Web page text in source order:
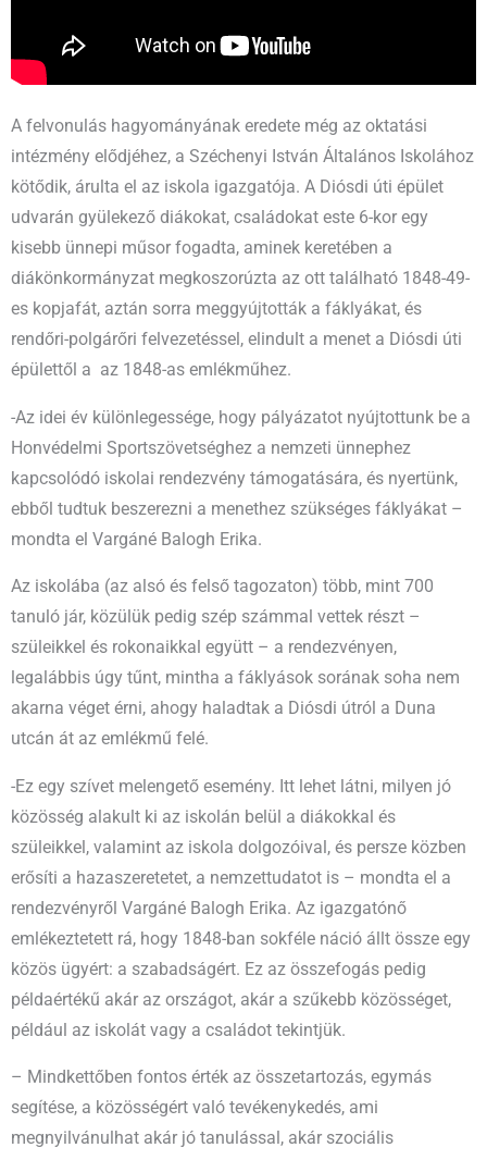
A felvonulás hagyományának eredete még az oktatási
intézmény elődjéhez, a Széchenyi István Általános Iskolához
kötődik, árulta el az iskola igazgatója. A Diósdi úti épület
udvarán gyülekező diákokat, családokat este 6-kor egy
kisebb ünnepi műsor fogadta, aminek keretében a
diákönkormányzat megkoszorúzta az ott található 1848-49-
es kopjafát, aztán sorra meggyújtották a fáklyákat, és
rendőri-polgárőri felvezetéssel, elindult a menet a Diósdi úti
épülettől a az 1848-as emlékműhez.
-Az idei év különlegessége, hogy pályázatot nyújtottunk be a
Honvédelmi Sportszövetséghez a nemzeti ünnephez
kapcsolódó iskolai rendezvény támogatására, és nyertünk,
ebből tudtuk beszerezni a menethez szükséges fáklyákat –
mondta el Vargáné Balogh Erika.
Az iskolába (az alsó és felső tagozaton) több, mint 700
tanuló jár, közülük pedig szép számmal vettek részt –
szüleikkel és rokonaikkal együtt – a rendezvényen,
legalábbis úgy tűnt, mintha a fáklyások sorának soha nem
akarna véget érni, ahogy haladtak a Diósdi útról a Duna
utcán át az emlékmű felé.
-Ez egy szívet melengető esemény. Itt lehet látni, milyen jó
közösség alakult ki az iskolán belül a diákokkal és
szüleikkel, valamint az iskola dolgozóival, és persze közben
erősíti a hazaszeretetet, a nemzettudatot is – mondta el a
rendezvényről Vargáné Balogh Erika. Az igazgatónő
emlékeztetett rá, hogy 1848-ban sokféle náció állt össze egy
közös ügyért: a szabadságért. Ez az összefogás pedig
példaértékű akár az országot, akár a szűkebb közösséget,
például az iskolát vagy a családot tekintjük.
– Mindkettőben fontos érték az összetartozás, egymás
segítése, a közösségért való tevékenykedés, ami
megnyilvánulhat akár jó tanulással, akár szociális